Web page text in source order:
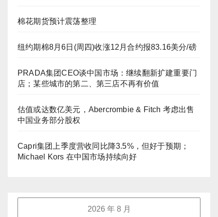
棉花期货预计震荡整理
纽约期棉8月6日(周四)收涨12月合约报83.16美分/磅
PRADA集团CEO谈中国市场：继续翻新扩建重要门
店；某些城市的第二、第三店不再有价值
估值或达数亿美元，Abercrombie & Fitch 考虑出售
中国业务部分股权
Capri集团上季度营收同比降3.5%，但好于预期；
Michael Kors 在中国市场持续向好
2026 年 8 月